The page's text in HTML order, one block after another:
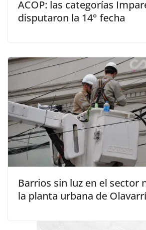
ACOP: las categorías
disputaron la 14° fecha
Barrios sin luz en el sector
la planta urbana de